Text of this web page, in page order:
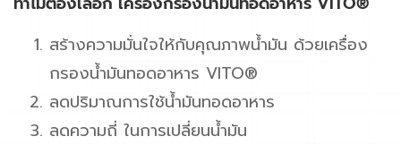
สร้างความมั่นใจให้กับคุณภาพน้ำมัน ด้วยเครื่อง
กรองน้ำมันทอดอาหาร VITO®
ลดปริมาณการใช้น้ำมันทอดอาหาร
ลดความถี่ ในการเปลี่ยนน้ำมัน